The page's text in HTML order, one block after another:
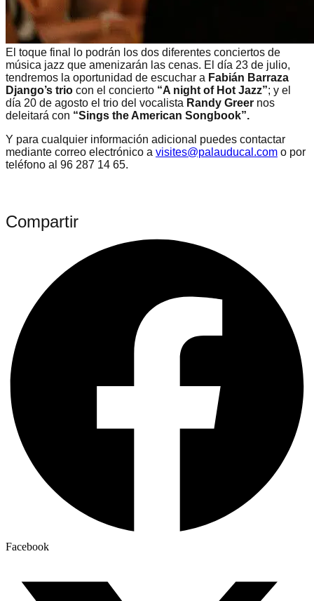
El toque final lo podrán los dos diferentes conciertos de
música jazz que amenizarán las cenas. El día 23 de julio,
tendremos la oportunidad de escuchar a Fabián Barraza
Django’s trio con el concierto “A night of Hot Jazz”; y el
día 20 de agosto el trio del vocalista Randy Greer nos
deleitará con “Sings the American Songbook”.
Y para cualquier información adicional puedes contactar
mediante correo electrónico a visites@palauducal.com o por
teléfono al 96 287 14 65.
Compartir
Facebook